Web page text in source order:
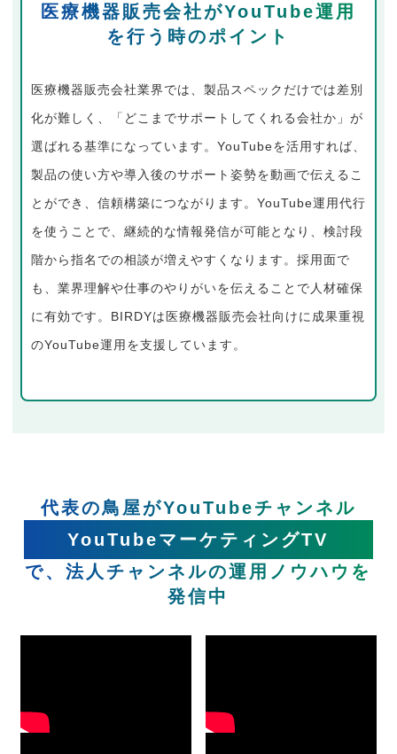
医療機器販売会社がYouTube運用
を行う時のポイント
医療機器販売会社業界では、製品スペックだけでは差別
化が難しく、「どこまでサポートしてくれる会社か」が
選ばれる基準になっています。YouTubeを活用すれば、
製品の使い方や導入後のサポート姿勢を動画で伝えるこ
とができ、信頼構築につながります。YouTube運用代行
を使うことで、継続的な情報発信が可能となり、検討段
階から指名での相談が増えやすくなります。採用面で
も、業界理解や仕事のやりがいを伝えることで人材確保
に有効です。BIRDYは医療機器販売会社向けに成果重視
のYouTube運用を支援しています。
代表の鳥屋がYouTubeチャンネル
YouTubeマーケティングTV
で、法人チャンネルの運用ノウハウを
発信中